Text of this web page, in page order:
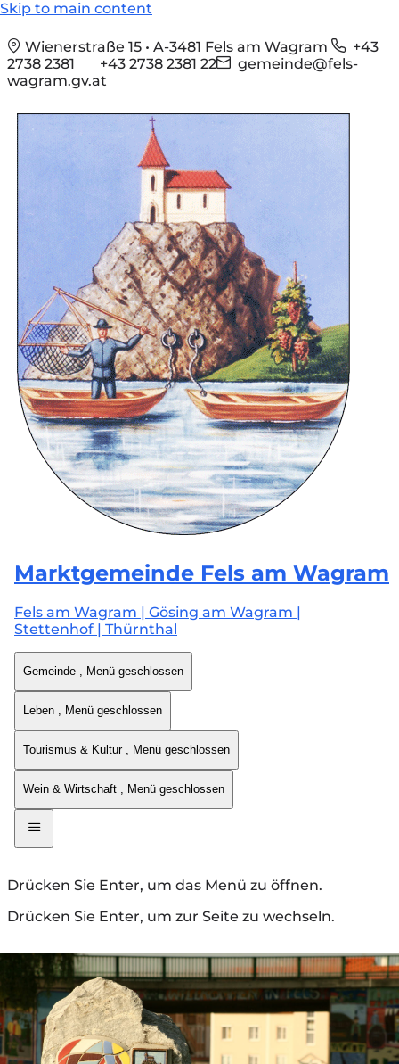
Skip to main content
Wienerstraße 15 • A-3481 Fels am Wagram
+43
2738 2381
+43 2738 2381 22
gemeinde@fels-
wagram.gv.at
Marktgemeinde Fels am Wagram
Fels am Wagram | Gösing am Wagram |
Stettenhof | Thürnthal
Gemeinde , Menü geschlossen
Leben , Menü geschlossen
Tourismus & Kultur , Menü geschlossen
Wein & Wirtschaft , Menü geschlossen
Drücken Sie Enter, um das Menü zu öffnen.
Drücken Sie Enter, um zur Seite zu wechseln.